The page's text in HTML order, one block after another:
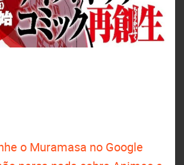
o Muramasa no Google